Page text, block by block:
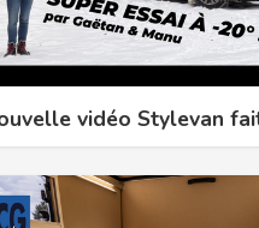
vidéo Stylevan